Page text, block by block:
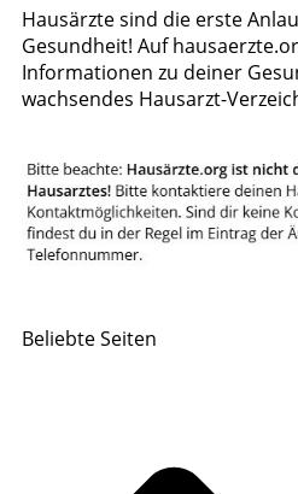
Hausärzte sind die erste
Gesundheit! Auf
Informationen zu deiner
wachsendes Hausarzt-
Beliebte Seiten